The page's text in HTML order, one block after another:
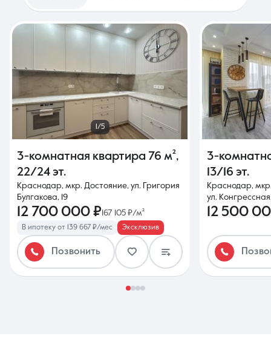
1/5
3-комнатная квартира 76 м²,
22/24 эт.
Краснодар, мкр. Достояние, ул. Григория
Булгакова, 19
12 700 000 ₽ 167 105 ₽/м²
В ипотеку от 139 667 ₽/мес Эксклюзив
Позвонить
3-
13/16 эт.
Краснодар,
ул.
12 500